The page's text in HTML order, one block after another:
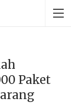
Paket